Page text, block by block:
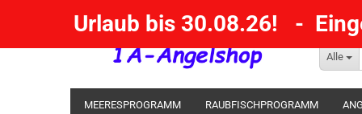
Alle
Urlaub bis 30.08.26! -
MEERESPROGRAMM RAUBFISCHPROGRAMM